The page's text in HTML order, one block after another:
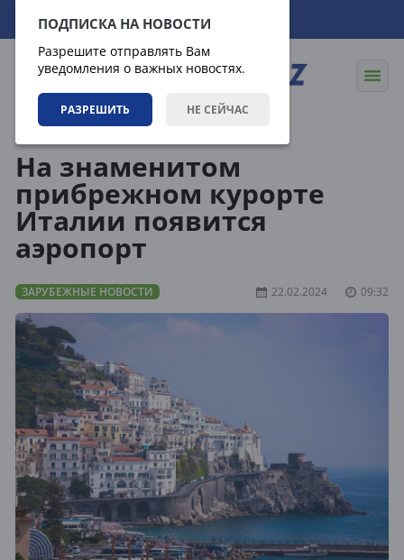
ПОДПИСКА НА НОВОСТИ
Разрешите отправлять Вам
уведомления о важных новостях.
РАЗРЕШИТЬ НЕ СЕЙЧАС
10.08.2026 17:46:20
На знаменитом
прибрежном курорте
Италии появится
аэропорт
ЗАРУБЕЖНЫЕ НОВОСТИ 22.02.2024 09:32